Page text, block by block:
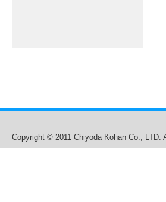
Copyright © 2011 Chiyoda Kohan Co., LTD.